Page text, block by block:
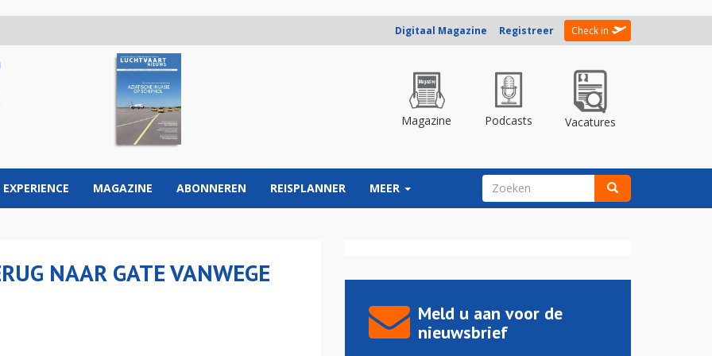
Digitaal Magazine Registreer Check in
Magazine Podcasts Vacatures
EXPERIENCE MAGAZINE ABONNEREN REISPLANNER MEER ZOEKVELD
NAAR GATE VANWEGE
Meld u aan voor de
nieuwsbrief